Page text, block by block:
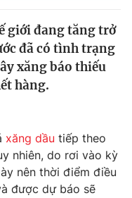
giới đang tăng trở
đã có tình trạng
xăng báo thiếu
hàng.
xăng dầu tiếp theo
nhiên, do rơi vào kỳ
nên thời điểm điều
được dự báo sẽ